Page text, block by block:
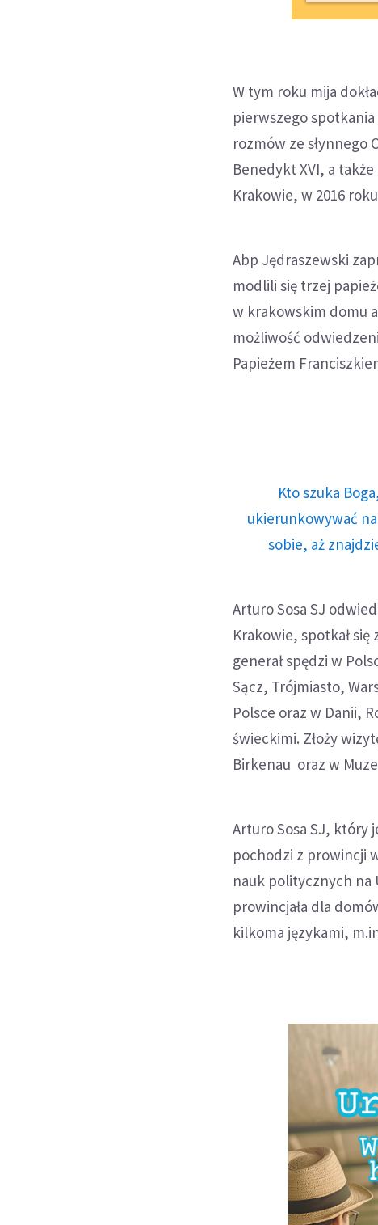
W tym roku mija
pierwszego spotkania
rozmów ze słynnego
Benedykt XVI, a
Krakowie, w 2016
Abp Jędraszewski
modlili się trzej
w krakowskim domu
możliwość
Papieżem
Kto szuka
ukierunkowywać
sobie, aż
Arturo Sosa SJ
Krakowie, spotkał
generał spędzi w
Sącz, Trójmiasto,
Polsce oraz w Danii,
świeckimi. Złoży
Birkenau oraz w
Arturo Sosa SJ, który
pochodzi z prowincji
nauk politycznych na
prowincjała dla
kilkoma językami,